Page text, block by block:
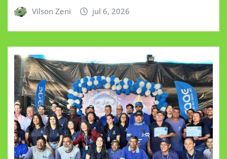
Vilson Zeni jul 6, 2026